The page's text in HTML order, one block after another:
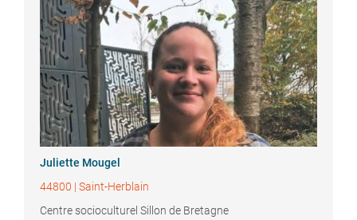
Juliette Mougel
44800 | Saint-Herblain
Centre socioculturel Sillon de Bretagne